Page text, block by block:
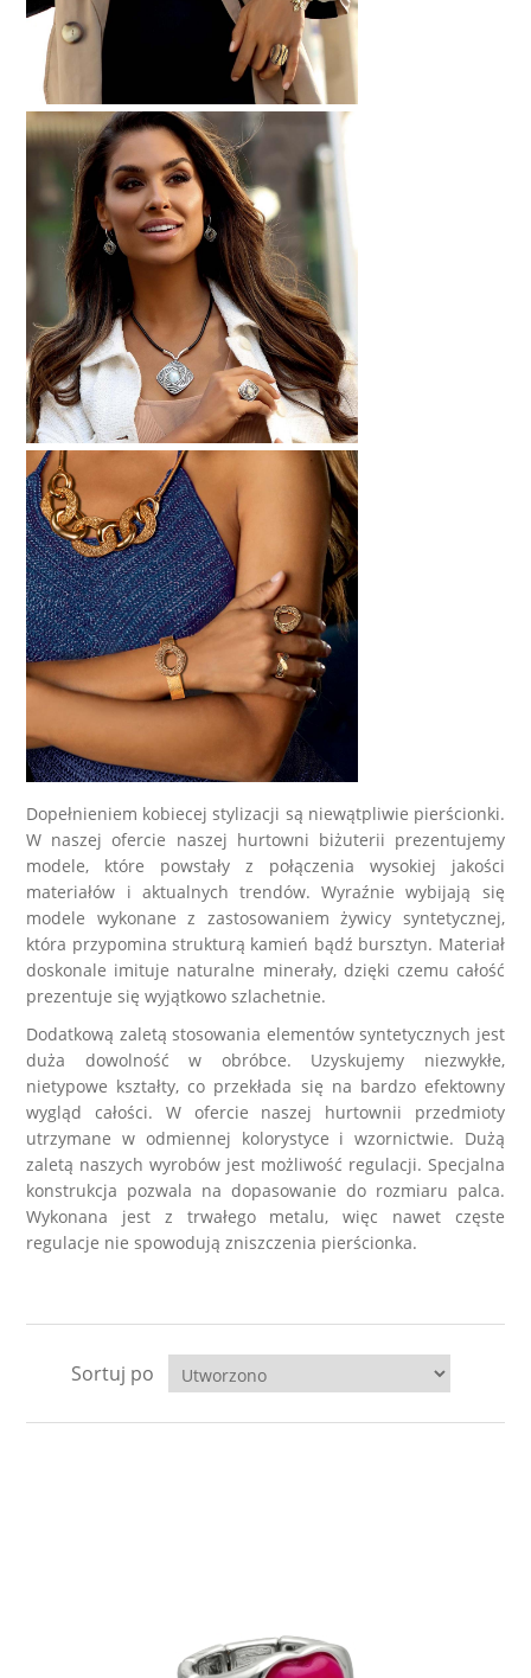
LABRADORYT
LAPIS LAZURI
MASA PERŁOWA
RODOCHROZYT
TURMALIN
RODONIT
TYGRYSIE OKO
Dopełnieniem kobiecej stylizacji są niewątpliwie pierścionki.
W naszej ofercie naszej hurtowni biżuterii prezentujemy
modele, które powstały z połączenia wysokiej jakości
materiałów i aktualnych trendów. Wyraźnie wybijają się
modele wykonane z zastosowaniem żywicy syntetycznej,
która przypomina strukturą kamień bądź bursztyn. Materiał
doskonale imituje naturalne minerały, dzięki czemu całość
prezentuje się wyjątkowo szlachetnie.
Dodatkową zaletą stosowania elementów syntetycznych jest
duża dowolność w obróbce. Uzyskujemy niezwykłe,
nietypowe kształty, co przekłada się na bardzo efektowny
wygląd całości. W ofercie naszej hurtownii przedmioty
utrzymane w odmiennej kolorystyce i wzornictwie. Dużą
zaletą naszych wyrobów jest możliwość regulacji. Specjalna
konstrukcja pozwala na dopasowanie do rozmiaru palca.
Wykonana jest z trwałego metalu, więc nawet częste
regulacje nie spowodują zniszczenia pierścionka.
Sortuj po